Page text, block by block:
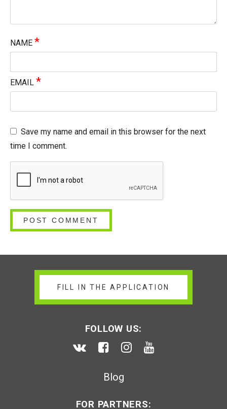
NAME *
EMAIL *
Save my name and email in this browser for the next
time I comment.
FILL IN THE APPLICATION
FOLLOW US:
Blog
FOR PARTNERS: